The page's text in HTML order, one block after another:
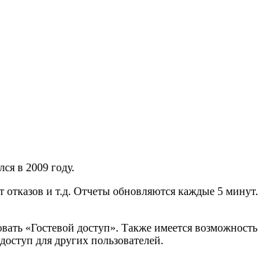
в 2009 году.
отказов и т.д. Отчеты обновляются каждые 5 минут.
«Гостевой доступ». Также имеется возможность
для других пользователей.